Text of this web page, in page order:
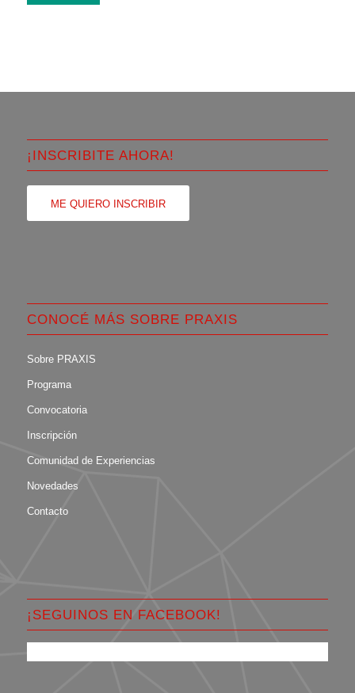
¡INSCRIBITE AHORA!
ME QUIERO INSCRIBIR
CONOCÉ MÁS SOBRE PRAXIS
Sobre PRAXIS
Programa
Convocatoria
Inscripción
Comunidad de Experiencias
Novedades
Contacto
¡SEGUINOS EN FACEBOOK!